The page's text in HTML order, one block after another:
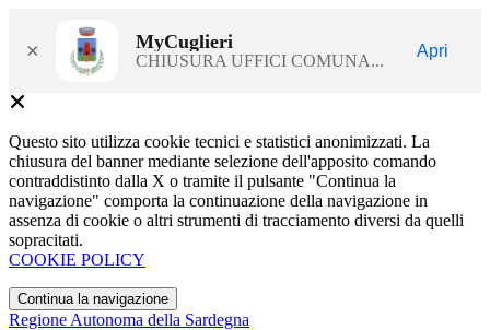
× MyCuglieri
CHIUSURA UFFICI COMUNA...
Apri
Questo sito utilizza cookie tecnici e statistici anonimizzati. La
chiusura del banner mediante selezione dell'apposito comando
contraddistinto dalla X o tramite il pulsante "Continua la
navigazione" comporta la continuazione della navigazione in
assenza di cookie o altri strumenti di tracciamento diversi da quelli
sopracitati.
COOKIE POLICY
Continua la navigazione
Regione Autonoma della Sardegna